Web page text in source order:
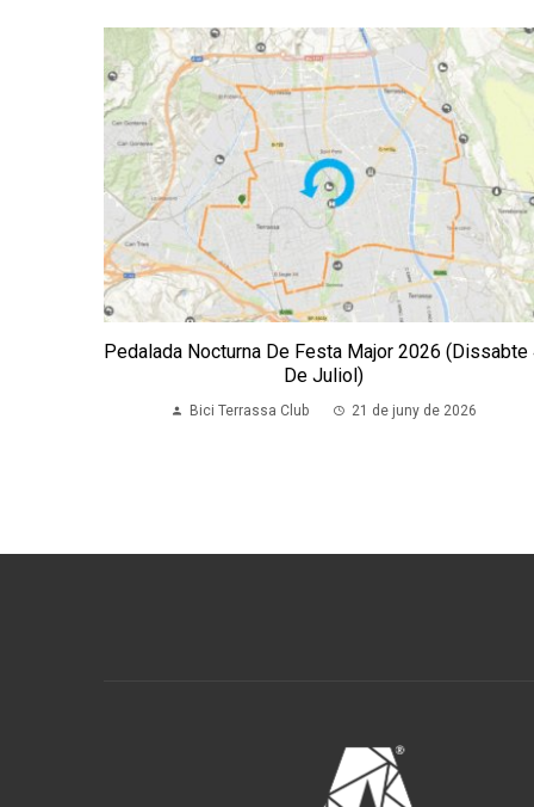
Pedalada Nocturna De Festa Major 2026 (dissabte
De Juliol)
Bici Terrassa Club 21 de juny de 2026